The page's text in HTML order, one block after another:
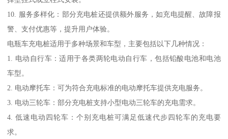
10. 服务多样化：部分充电桩还提供额外服务，如充电提醒、故障报
警、支付优惠等，提升用户体验。
电瓶车充电桩适用于多种场景和车型，主要包括以下几种情况：
1. 电动自行车：适用于各类两轮电动自行车，包括铅酸电池和电池
车型。
2. 电动摩托车：可为符合充电标准的电动摩托车提供充电服务。
3. 电动三轮车：部分充电桩支持小型电动三轮车的充电需求。
4. 低速电动四轮车：个别充电桩可满足低速代步四轮车的充电要
求。